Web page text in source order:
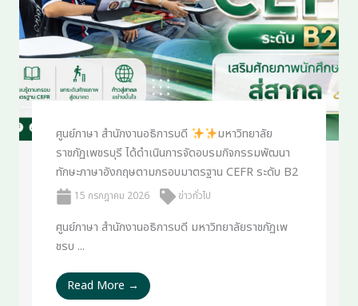
ศูนย์ภาษา สำนักงานอธิการบดี
มหาวิทยาลัย
ราชภัฏเพชรบุรี ได้ดำเนินการจัดอบรมกิจกรรมพัฒนา
ทักษะภาษาอังกฤษตามกรอบมาตรฐาน CEFR ระดับ B2
15 กรกฎาคม 2026 ข่าวทั่วไป
ศูนย์ภาษา สำนักงานอธิการบดี มหาวิทยาลัยราชภัฏเพ
ชรบ ...
Read More →